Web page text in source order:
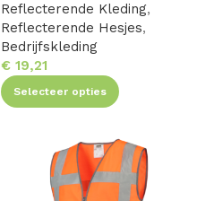
Reflecterende Kleding,
Reflecterende Hesjes,
Bedrijfskleding
€ 19,21
Selecteer opties